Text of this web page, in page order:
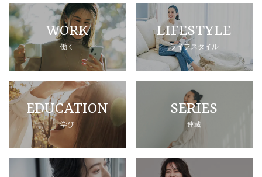
WORK
働く
LIFESTYLE
ライフスタイル
EDUCATION
学び
SERIES
連載